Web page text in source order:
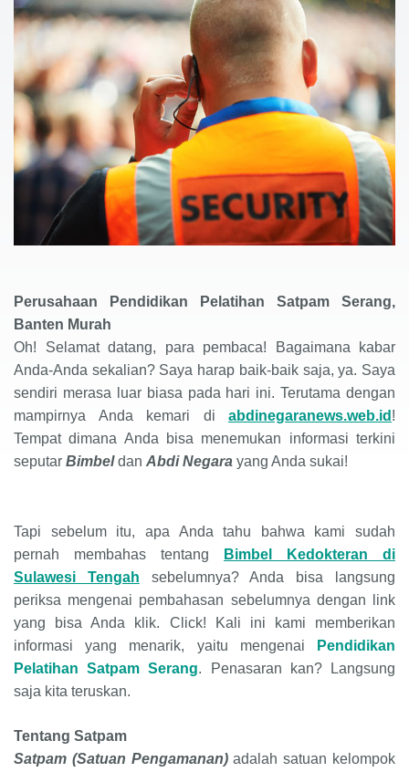
Perusahaan Pendidikan Pelatihan Satpam Serang,
Banten Murah
Oh! Selamat datang, para pembaca! Bagaimana kabar
Anda-Anda sekalian? Saya harap baik-baik saja, ya. Saya
sendiri merasa luar biasa pada hari ini. Terutama dengan
mampirnya Anda kemari di abdinegaranews.web.id !
Tempat dimana Anda bisa menemukan informasi terkini
seputar Bimbeldan Abdi Negara yang Anda sukai!
Tapi sebelum itu, apa Anda tahu bahwa kami sudah
pernah membahas tentang
Bimbel Kedokteran di
Sulawesi Tengah
sebelumnya? Anda bisa langsung
periksa mengenai pembahasan sebelumnya dengan link
yang bisa Anda klik. Click! Kali ini kami memberikan
informasi yang menarik, yaitu mengenai
Pendidikan
Pelatihan SatpamSerang. Penasaran kan? Langsung
saja kita teruskan.
Tentang Satpam
Satpam (Satuan Pengamanan)adalah satuan kelompok